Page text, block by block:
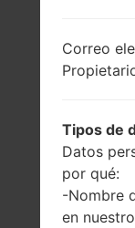
pantalla-
1440 x
(~538
Correo
Tipos de
Datos
por qué:
-Nombre
en